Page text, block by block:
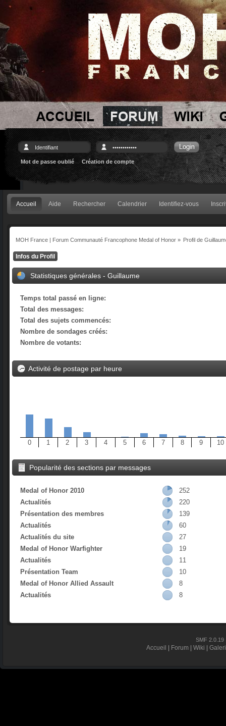
Mot de passe oublié Création de compte
Accueil Aide Rechercher Calendrier Identifiez-vous
MOH France | Forum Communauté Francophone Medal of Honor» Profil de
Infos du Profil
Statistiques générales - Guillaume
Temps total passé en ligne:
Total des messages:
Total des sujets commencés:
Nombre de sondages créés:
Nombre de votants:
Activité de postage par heure
0 1 2 3 4 5 6 7 8 9 10
Popularité des sections par messages
Medal of Honor 2010
252
Actualités
220
Présentation des membres
139
Actualités
60
Actualités du site
27
Medal of Honor Warfighter
19
Actualités
11
Présentation Team
10
Medal of Honor Allied Assault
8
Actualités
8
SMF 2.0.19
Accueil Forum Wiki